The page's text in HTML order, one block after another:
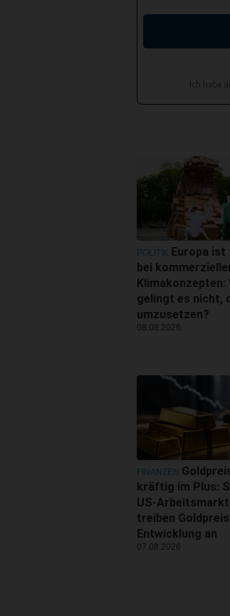
Ich habe
POLITIK Europa ist
bei
Klimakonzepten:
gelingt es nicht,
umzusetzen?
08.08.2026
FINANZEN
kräftig im Plus:
US-
treiben
Entwicklung an
07.08.2026